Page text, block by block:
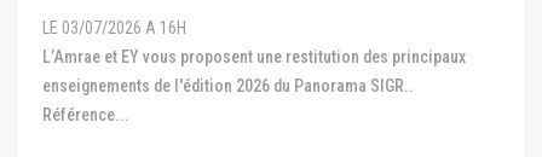
LE 03/07/2026 A 16H
L’Amrae et EY vous proposent une restitution des principaux
enseignements de l'édition 2026 du Panorama SIGR..
Référence...